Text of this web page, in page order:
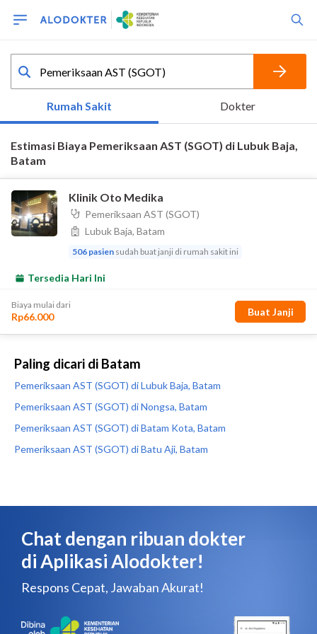
Paling dicari di Batam
Pemeriksaan AST (SGOT) di Lubuk Baja, Batam
Pemeriksaan AST (SGOT) di Nongsa, Batam
Pemeriksaan AST (SGOT) di Batam Kota, Batam
Pemeriksaan AST (SGOT) di Batu Aji, Batam